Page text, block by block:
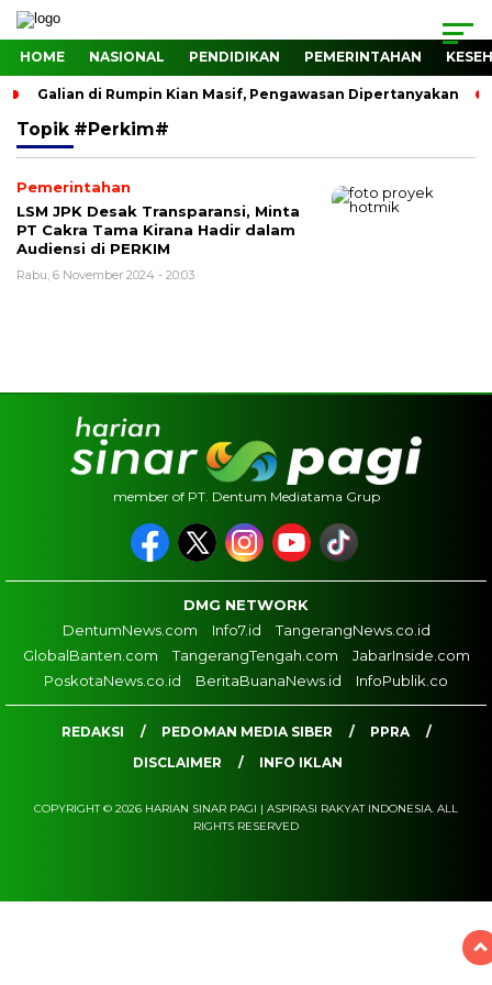
HOME NASIONAL PENDIDIKAN PEMERINTAHAN
Galian di Rumpin Kian Masif, Pengawasan Dipertanyakan
Topik #perkim#
Pemerintahan
LSM JPK Desak Transparansi, Minta
PT Cakra Tama Kirana Hadir dalam
Audiensi di PERKIM
Rabu, 6 November 2024 - 20:03
member of PT. Dentum Mediatama Grup
DMG NETWORK
DentumNews.com
Info7.id
TangerangNews.co.id
GlobalBanten.com
TangerangTengah.com
JabarInside.com
PoskotaNews.co.id
BeritaBuanaNews.id InfoPublik.co
REDAKSI PEDOMAN MEDIA SIBER
PPRA
DISCLAIMER
INFO IKLAN
COPYRIGHT © 2026 HARIAN SINAR PAGI | ASPIRASI RAKYAT INDONESIA. ALL
RIGHTS RESERVED